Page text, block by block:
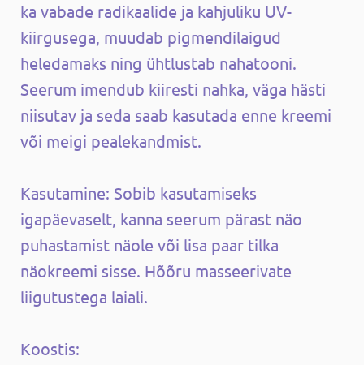
ka vabade radikaalide ja kahjuliku UV-
kiirgusega, muudab pigmendilaigud
heledamaks ning ühtlustab nahatooni.
Seerum imendub kiiresti nahka, väga hästi
niisutav ja seda saab kasutada enne kreemi
või meigi pealekandmist.
Kasutamine: Sobib kasutamiseks
igapäevaselt, kanna seerum pärast näo
puhastamist näole või lisa paar tilka
näokreemi sisse. Hõõru masseerivate
liigutustega laiali.
Koostis: